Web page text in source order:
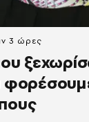
3 ώρες